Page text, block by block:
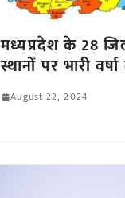
मध्यप्रदेश के 28
स्थानों पर भारी
August 22, 2024